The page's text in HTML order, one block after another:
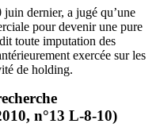
dernier, a jugé qu’une
pour devenir une pure
toute imputation des
exercée sur les
de holding.
n°13 L-8-10)